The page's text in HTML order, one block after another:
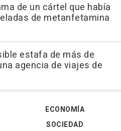
de un cártel que había
de metanfetamina
estafa de más de
agencia de viajes de
ECONOMÍA
SOCIEDAD